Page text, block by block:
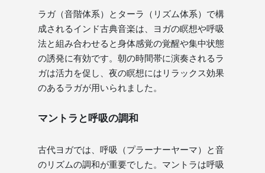
ラガ（音階体系）とターラ（リズム体系）で構
成されるインド古典音楽は、ヨガの瞑想や呼吸
法と組み合わせると身体感覚の覚醒や集中状態
の誘発に有効です。朝の時間帯に演奏されるラ
ガは活力を促し、夜の瞑想にはリラックス効果
のあるラガが用いられました。
マントラと呼吸の調和
古代ヨガでは、呼吸（プラーナーヤーマ）と音
のリズムの調和が重要でした。マントラは呼吸